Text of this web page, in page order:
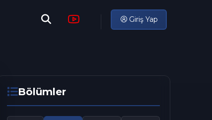
Giriş Yap
Bölümler